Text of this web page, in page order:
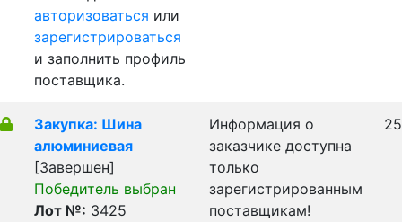
авторизоваться или
зарегистрироваться
и заполнить профиль
поставщика.
Закупка: Шина
алюминиевая
[Завершен]
Победитель выбран
Лот №: 3425
Информация о
заказчике доступна
только
зарегистрированным
поставщикам!